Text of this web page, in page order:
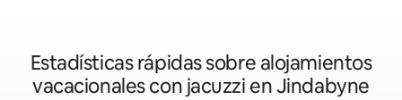
Estadísticas rápidas sobre alojamientos
vacacionales con jacuzzi en Jindabyne